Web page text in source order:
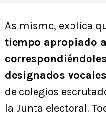
Asimismo, explica
tiempo apropiado
designados
de colegios
la Junta electoral.